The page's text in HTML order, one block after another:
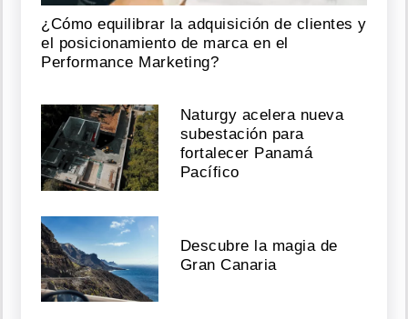
¿Cómo equilibrar la adquisición de clientes y
el posicionamiento de marca en el
Performance Marketing?
Naturgy acelera nueva
subestación para
fortalecer Panamá
Pacífico
Descubre la magia de
Gran Canaria